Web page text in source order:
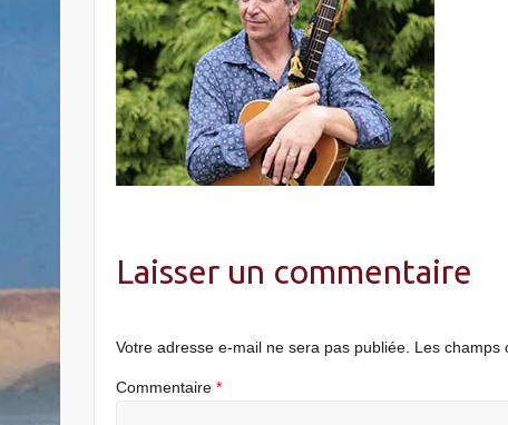
Laisser un commentaire
Votre adresse e-mail ne sera pas publiée. Les champs
Commentaire *